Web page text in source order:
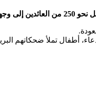
وسوبا
أطفال تملأ ضحكاتهم